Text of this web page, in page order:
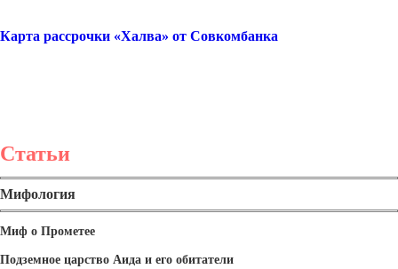
Карта рассрочки «Халва» от Совкомбанка
Статьи
Мифология
Миф о Прометее
Подземное царство Аида и его обитатели